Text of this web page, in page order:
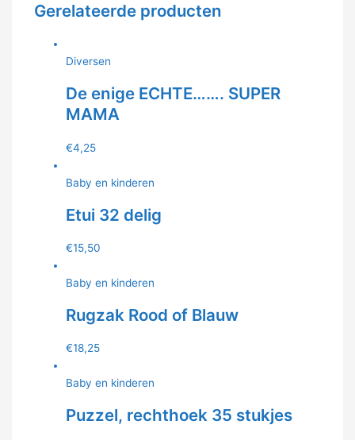
Gerelateerde producten
Diversen
De enige ECHTE……. SUPER
MAMA
€4,25
Baby en kinderen
Etui 32 delig
€15,50
Baby en kinderen
Rugzak Rood of Blauw
€18,25
Baby en kinderen
Puzzel, rechthoek 35 stukjes